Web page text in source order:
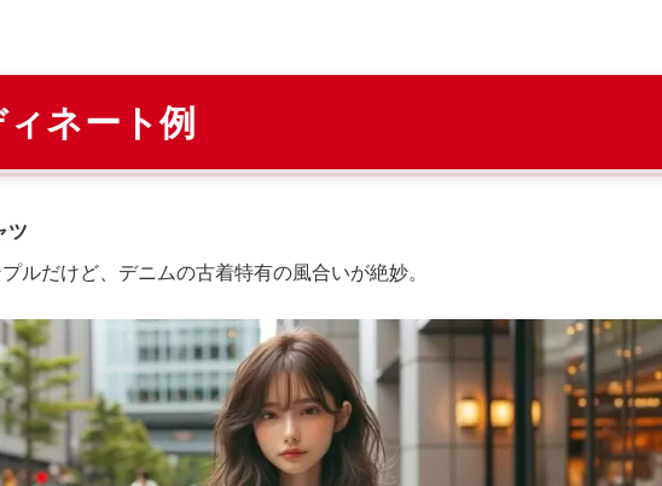
ネート例
ツ
ルだけど、デニムの古着特有の風合いが絶妙。